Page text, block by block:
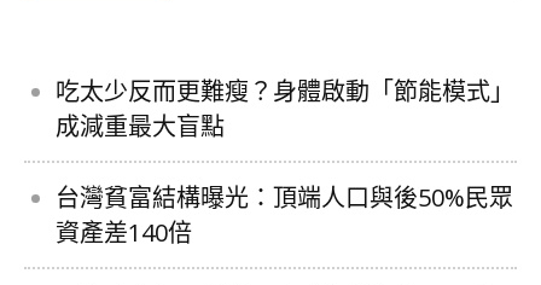
吃太少反而更難瘦？身體啟動「節能模式」
成減重最大盲點
台灣貧富結構曝光：頂端人口與後50%民眾
資產差140倍